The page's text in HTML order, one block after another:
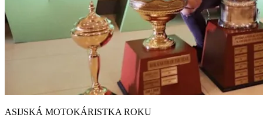
ASIJSKÁ MOTOKÁRISTKA ROKU